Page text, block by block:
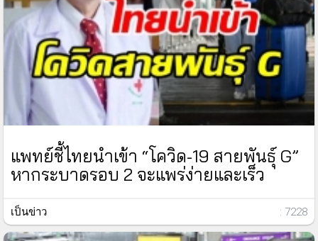
แพทย์ชี้ไทยนำเข้า “โควิด-19 สายพันธุ์ G”
หากระบาดรอบ 2 จะแพร่ง่ายและเร็ว
เป็นข่าว : 7228